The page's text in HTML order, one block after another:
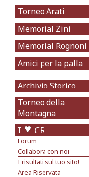
Torneo Arati
Memorial Zini
Memorial Rognoni
Amici per la palla
Archivio Storico
Torneo della
Montagna
I CR
Forum
Collabora con noi
I risultati sul tuo sito!
Area Riservata